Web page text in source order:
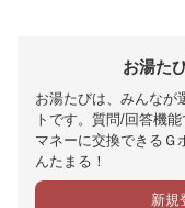
お湯た
お湯たびは、みんなが
トです。質問/回答機
マネーに交換できるＧ
んたまる！
新規